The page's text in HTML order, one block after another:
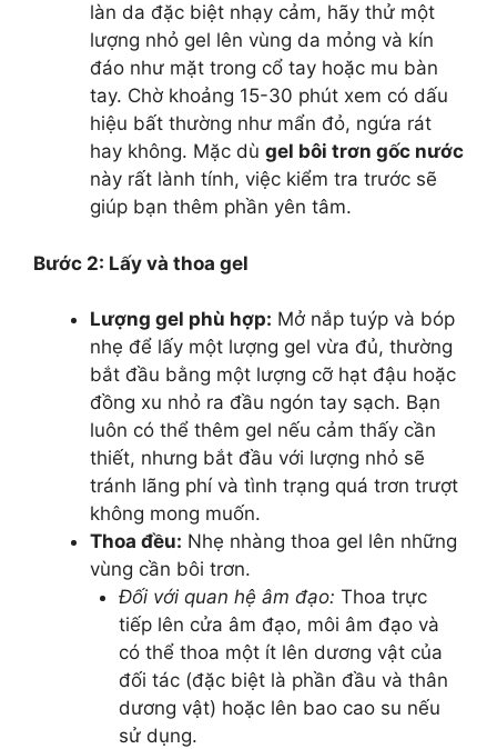
làn da đặc biệt nhạy cảm, hãy thử một
lượng nhỏ gel lên vùng da mỏng và kín
đáo như mặt trong cổ tay hoặc mu bàn
tay. Chờ khoảng 15-30 phút xem có dấu
hiệu bất thường như mẩn đỏ, ngứa rát
hay không. Mặc dù gel bôi trơn gốc nước
này rất lành tính, việc kiểm tra trước sẽ
giúp bạn thêm phần yên tâm.
Bước 2: Lấy và thoa gel
Lượng gel phù hợp: Mở nắp tuýp và bóp
nhẹ để lấy một lượng gel vừa đủ, thường
bắt đầu bằng một lượng cỡ hạt đậu hoặc
đồng xu nhỏ ra đầu ngón tay sạch. Bạn
luôn có thể thêm gel nếu cảm thấy cần
thiết, nhưng bắt đầu với lượng nhỏ sẽ
tránh lãng phí và tình trạng quá trơn trượt
không mong muốn.
Thoa đều: Nhẹ nhàng thoa gel lên những
vùng cần bôi trơn.
Đối với quan hệ âm đạo: Thoa trực
tiếp lên cửa âm đạo, môi âm đạo và
có thể thoa một ít lên dương vật của
đối tác (đặc biệt là phần đầu và thân
dương vật) hoặc lên bao cao su nếu
sử dụng.